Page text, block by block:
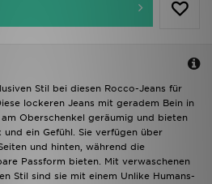
Stil bei diesen Rocco-Jeans für
lockeren Jeans mit geradem Bein in
Oberschenkel geräumig und bieten
ein Gefühl. Sie verfügen über
und hinten, während die
Passform bieten. Mit verwaschenen
Stil sind sie mit einem Unlike Humans-